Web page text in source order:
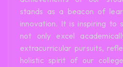
stands as a beacon of
innovation. It is inspiring to
not only excel
extracurricular pursuits,
holistic spirit of our